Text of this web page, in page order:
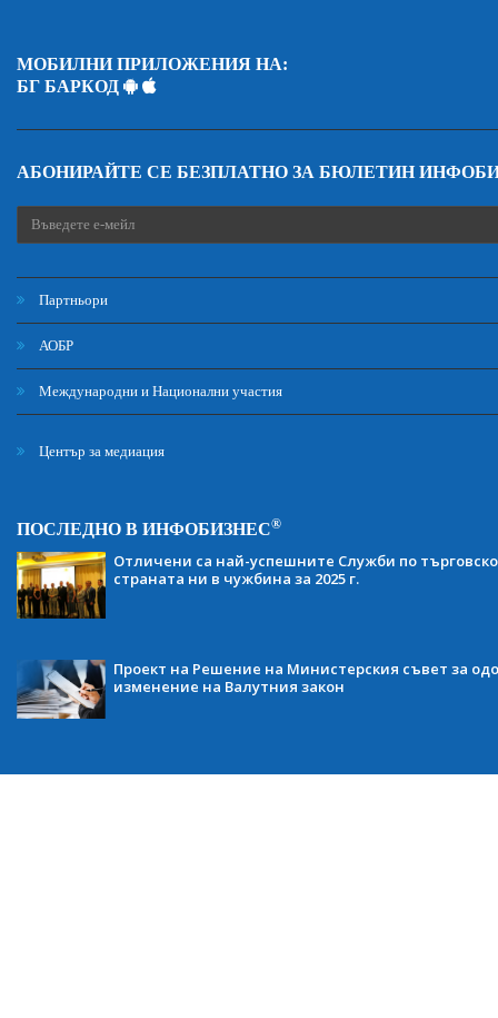
МОБИЛНИ ПРИЛОЖЕНИЯ НА:
БГ БАРКОД
АБОНИРАЙТЕ СЕ БЕЗПЛАТНО ЗА БЮЛЕТИН
Партньори
АОБР
Международни и Национални участия
Център за медиация
ПОСЛЕДНО В ИНФОБИЗНЕС®
Отличени са най-успешните Служби по
страната ни в чужбина за 2025 г.
Проект на Решение на Министерския съвет за
изменение на Валутния закон